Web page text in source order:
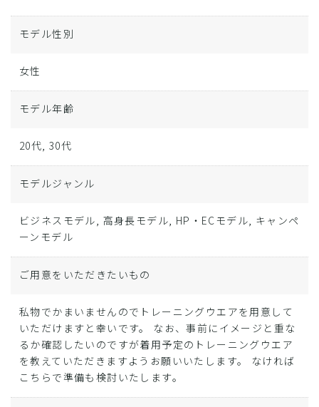
モデル性別
女性
モデル年齢
20代, 30代
モデルジャンル
ビジネスモデル, 高身長モデル, HP・ECモデル, キャンペ
ーンモデル
ご用意をいただきたいもの
私物でかまいませんのでトレーニングウエアを用意して
いただけますと幸いです。 なお、事前にイメージと重な
るか確認したいのですが着用予定のトレーニングウエア
を教えていただきますようお願いいたします。 なければ
こちらで準備も検討いたします。